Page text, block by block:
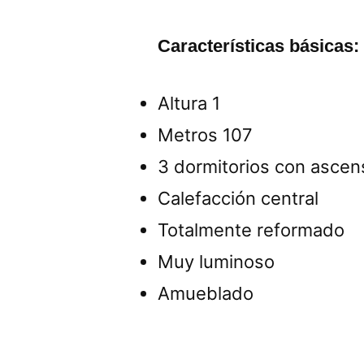
Características básicas:
Altura 1
Metros 107
3 dormitorios con
Calefacción central
Totalmente reformado
Muy luminoso
Amueblado